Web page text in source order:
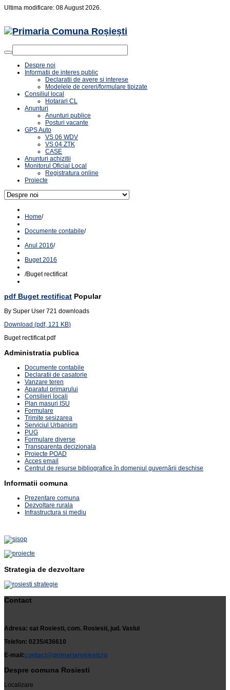
Ultima modificare: 08 August 2026.
Despre noi
Informatii de interes public
Declaratii de avere si interese
Modelele de cereri/formulare tipizate
Consiliul local
Hotarari CL
Anunturi
Anunturi publice
Posturi vacante
GPS Auto
VS 06 WDV
VS 04 ZTK
CASE
Anunturi achizitii
Monitorul Oficial Local
Registratura online
Proiecte
Home/
Documente contabile/
Anul 2016/
Buget 2016
/Buget rectificat
pdf Buget rectificat Popular
By Super User 721 downloads
Download (pdf, 121 KB)
Buget rectificat.pdf
Administratia publica
Documente contabile
Declaratii de casatorie
Vanzare teren
Aparatul primarului
Consilieri locali
Plan masuri ISU
Formulare
Trimite sesizarea
Serviciul Urbanism
PUG
Formulare diverse
Transparenta decizionala
Proiecte POAD
Acces email
Centrul de resurse bibliografice în domeniul guvernării deschise
Informatii comuna
Prezentare comuna
Dezvoltare rurala
Infrastructura si mediu
Strategia de dezvoltare
Contact
Adresa: sat Rosiesti, com. Rosiesti, jud. Vaslui
Telefon: 0235/436610
E-mail:contact@primariarosiesti.ro
Despre comuna Rosiesti
Localizare